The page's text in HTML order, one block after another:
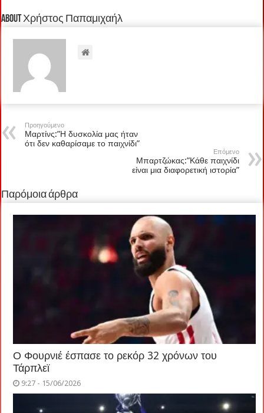
About Χρήστος Παπαμιχαήλ
Προηγούμενο
Μαρτίνς:”Η δυσκολία μας ήταν
ότι δεν καθαρίσαμε το παιχνίδι”
Επόμενο
Μπαρτζώκας:”Κάθε παιχνίδι
είναι μια διαφορετική ιστορία”
Παρόμοια άρθρα
Ο Φουρνιέ έσπασε το ρεκόρ 32 χρόνων του
Τάρπλεϊ
9:27 - 15/06/2026